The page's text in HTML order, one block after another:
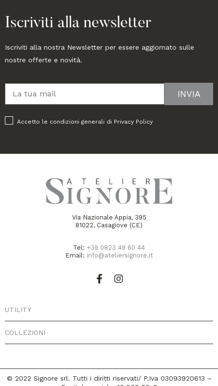
Iscriviti alla newsletter
Iscriviti alla nostra Newsletter per essere aggiornato sulle
nostre offerte e novità.
Accetto le condizioni generali di Privacy Policy
Via Nazionale Appia, 395
81022, Casagiove (CE)
Tel: +39 0823 49 60 44
Email: info@ateliersignore.it
UTILITY
COLLEZIONI
© 2022 Signore srl. Tutti i diritti riservati/ P.Iva 03093920613 –